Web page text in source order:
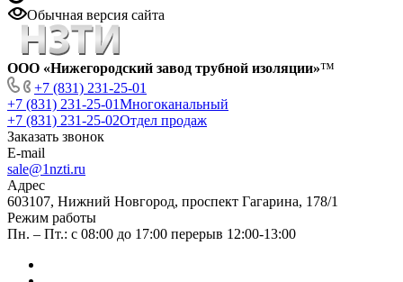
Обычная версия сайта
ООО «Нижегородский завод трубной изоляции»™
+7 (831) 231-25-01
+7 (831) 231-25-01Многоканальный
+7 (831) 231-25-02Отдел продаж
Заказать звонок
E-mail
sale@1nzti.ru
Адрес
603107, Нижний Новгород, проспект Гагарина, 178/1
Режим работы
Пн. – Пт.: с 08:00 до 17:00 перерыв 12:00-13:00